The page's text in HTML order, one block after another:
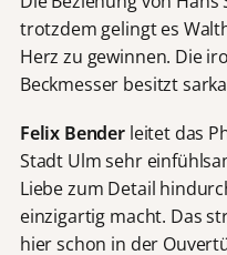
trotzdem gelingt es
Herz zu gewinnen. Die
Beckmesser besitzt
Felix Bender leitet das
Stadt Ulm sehr
Liebe zum Detail
einzigartig macht. Das
hier schon in der